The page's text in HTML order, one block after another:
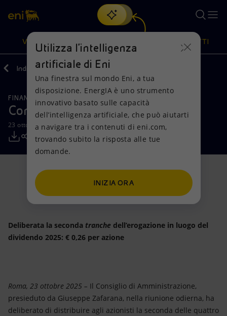
Cerca
scopri EnergIA, la nostra nuova soluzione di intelligenza
artificiale.
VISIONE
Visione
Mission e valori
Persone e Partnership
Net Zero
Modello satellitare
Energia accessibile
Azioni
Diversificazione energetica
Tecnologie per la transizione
Collaborazioni per l'innovazione
Attività nel mondo
PRODOTTI
Prodotti
Casa
Imprese
Mobilità
Indietro Media Comunicati Stampa
FINANZA, STRATEGIA E REPORT
Consiglio di Amministrazione Eni
23 ottobre 2025 - 18:38 CEST
Deliberata la seconda tranche dell’erogazione in luogo del
dividendo 2025: € 0,26 per azione
Roma, 23 ottobre 2025 – Il Consiglio di Amministrazione,
presieduto da Giuseppe Zafarana, nella riunione odierna, ha
deliberato di distribuire agli azionisti la seconda delle quattro
Utilizza l'intelligenza
artificiale di Eni
Una finestra sul mondo Eni, a tua
disposizione. EnergIA è uno strumento
innovativo basato sulle capacità
dell’intelligenza artificiale, che può aiutarti
a navigare tra i contenuti di eni.com,
trovando subito la risposta alle tue
domande.
INIZIA ORA